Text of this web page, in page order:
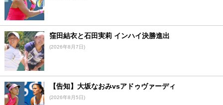
窪田結衣と石田実莉 インハイ決勝進出
(2026年8月7日)
【告知】大坂なおみvsアドゥヴァーディ
(2026年8月5日)